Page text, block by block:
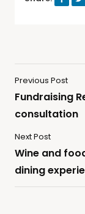
Previous Post
Fundraising
consultation
Next Post
Wine and
dining